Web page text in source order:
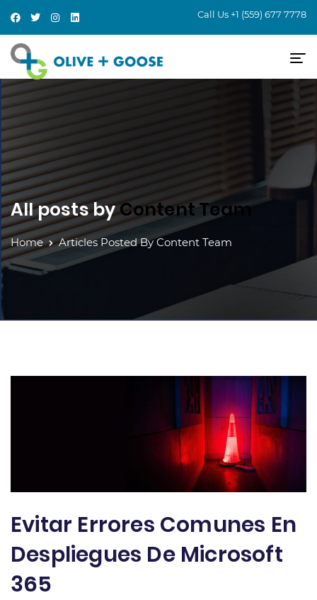
Call Us +1 (559) 677 7778
All posts byContent Team
Home Articles Posted By Content Team
Evitar Errores Comunes En
Despliegues De Microsoft
365